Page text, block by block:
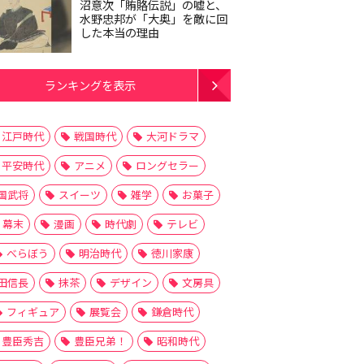
沼意次「賄賂伝説」の嘘と、
水野忠邦が「大奥」を敵に回
した本当の理由
ランキングを表示
江戸時代 戦国時代
大河ドラマ
平安時代
アニメ
ロングセラー
武将
スイーツ 雑学
お菓子
幕末
漫画 時代劇
テレビ
べらぼう
明治時代
徳川家康
信長
抹茶 デザイン
文房具
フィギュア
展覧会
鎌倉時代
豊臣秀吉
豊臣兄弟！
昭和時代